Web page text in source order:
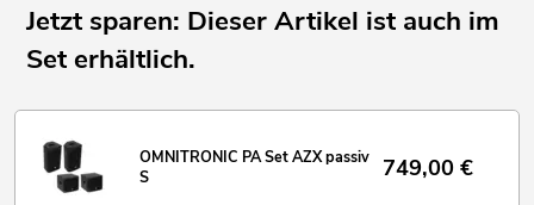
Jetzt sparen: Dieser Artikel ist auch im
Set erhältlich.
OMNITRONIC PA Set AZX passiv
S
749,00 €